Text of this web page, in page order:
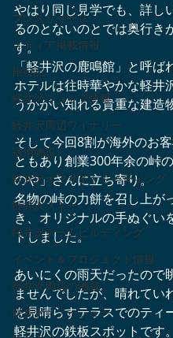
プレスリリース
メディア掲載情報
旅行記
軽井沢ショップ情報
軽井沢周辺ワイナリー
宿泊施設
軽井沢オフサイトミーティング
軽井沢スキー
軽井沢チームビルディング
イベント＆プロジェクト情報
軽井沢周辺の酒蔵
軽井沢スノーシュー
やはり同じ見学でも、詳し
るのとないのとでは奥行き
す。
「軽井沢の鹿鳴館」と呼ば
ホテルは往時華やかな軽井
うかがい知れる貴重な建造
そして今回8割が海外のお
ともあり創業300年余の峠
のや」さんに立ち寄り。
名物の峠の力餅を召し上が
き、オリジナルの手ぬぐい
トしました。
あいにくの雨天だったので
ませんでしたが、晴れてい
を見晴らすテラスでのティ
軽井沢の鉄板スポットです。